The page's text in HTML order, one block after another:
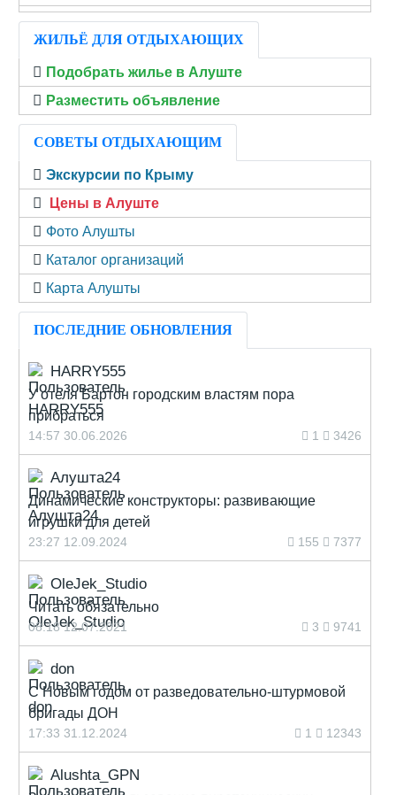
ЖИЛЬЁ ДЛЯ ОТДЫХАЮЩИХ
Подобрать жилье в Алуште
Разместить объявление
СОВЕТЫ ОТДЫХАЮЩИМ
Экскурсии по Крыму
Цены в Алуште
Фото Алушты
Каталог организаций
Карта Алушты
ПОСЛЕДНИЕ ОБНОВЛЕНИЯ
HARRY555
У отеля Бартон городским властям пора
прибраться
14:57 30.06.2026 1 3426
Алушта24
Динамические конструкторы: развивающие
игрушки для детей
23:27 12.09.2024 155 7377
OleJek_Studio
Читать обязательно
08:18 12.07.2021 3 9741
don
С Новым годом от разведовательно-штурмовой
бригады ДОН
17:33 31.12.2024 1 12343
Alushta_GPN